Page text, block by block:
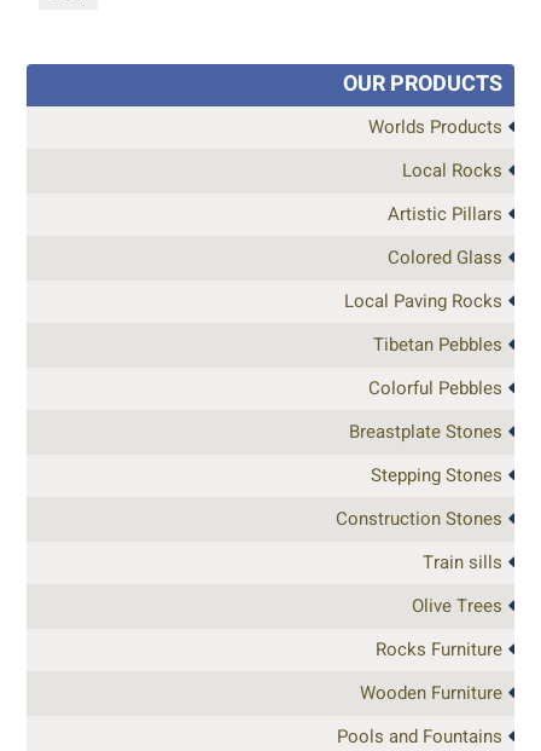
OUR PRODUCTS
Worlds Products
Local Rocks
Artistic Pillars
Colored Glass
Local Paving Rocks
Tibetan Pebbles
Colorful Pebbles
Breastplate Stones
Stepping Stones
Construction Stones
Train sills
Olive Trees
Rocks Furniture
Wooden Furniture
Pools and Fountains